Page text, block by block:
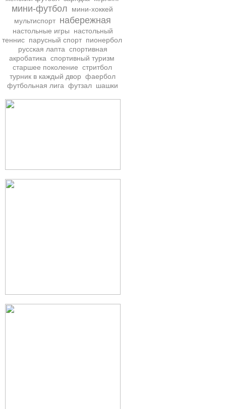
мини-футбол
мини-хоккей
мультиспорт набережная
настольные игры
настольный
теннис парусный спорт пионербол
русская лапта спортивная
акробатика спортивный туризм
старшее поколение стритбол
турник в каждый двор фаербол
футбольная лига футзал шашки